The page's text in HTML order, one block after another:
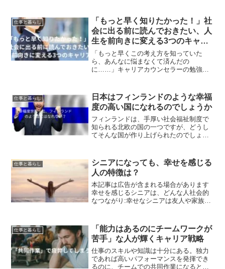
間で解消する方法を実践中ですので、そ
の方法を解説してみます。...
仕事と暮らし
「もっと早く知りたかった！」社
会に出る前に読んでおきたい、人
生を前向きに変える3つのキャリ
ア理論
「もっと早くこの考え方を知っていた
ら、あんなに悩まなくて済んだの
に……」キャリアカウンセラーの勉強を
は教えてくれても、「どう生きるか」と
いう羅針盤になるようなキャリア理...
仕事と暮らし
日本はフィンランドのような幸福
度の高い国になれるのでしょうか
フィンランドは、手厚い社会福祉制度で
知られる北欧の国の一つですが、どうし
てそんな国が作り上げられたのでしょ
んで税金を支払う」という国民と政府の
間の信頼関係が特徴的と言わ...
仕事と暮らし
シニアになっても、幸せを感じる
人の特徴は？
本記事は広告が含まれる場合があります
幸せを感じるシニアは、どんな人社会的
なつながり:幸せなシニアは友人や家族と
健康: 健康的な生活習慣を維持し、適度な
運動やバランスの取...
仕事と暮らし
「能力はあるのにチームワークが
苦手」な人が輝くキャリア戦略
仕事のスキルや知識は十分にある。独力
であれば高いパフォーマンスを発揮でき
るのに、チームでの共同作業になると途